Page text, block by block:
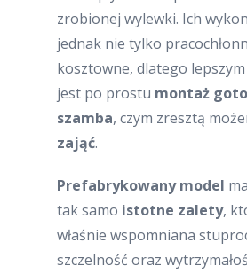
zrobionej wylewki. Ich
jednak nie tylko
kosztowne, dlatego
jest po prostu montaż
szamba, czym zresztą
zająć.
Prefabrykowany model
tak samo istotne zalety,
właśnie wspomniana
szczelność oraz